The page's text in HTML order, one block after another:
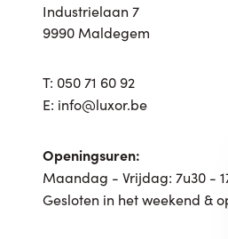
Industrielaan 7
9990 Maldegem
T: 050 71 60 92
E: info@luxor.be
Openingsuren:
Maandag - Vrijdag: 7u30 -
Gesloten in het weekend &